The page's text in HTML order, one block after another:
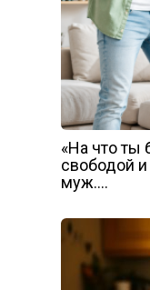
«На что ты
свободой
муж….